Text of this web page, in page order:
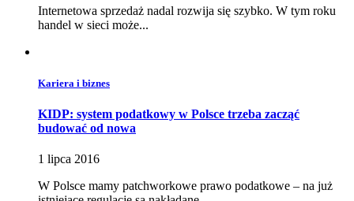
​​Internetowa sprzedaż nadal rozwija się szybko. W tym roku
handel w sieci może...
Kariera i biznes
KIDP: system podatkowy w Polsce trzeba zacząć
budować od nowa
1 lipca 2016
W Polsce mamy patchworkowe prawo podatkowe – na już